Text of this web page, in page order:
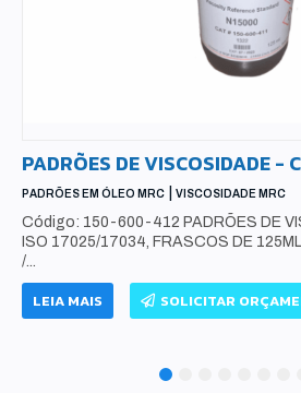
PADRÕES DE VISCOSIDADE -
PADRÕES EM ÓLEO MRC VISCOSIDADE MRC
Código: 150-600-412 PADRÕES DE
ISO 17025/17034, FRASCOS DE
/...
LEIA MAIS SOLICITAR
4